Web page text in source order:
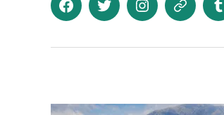
FacebookTwitter InstagramTelegram